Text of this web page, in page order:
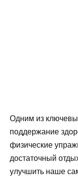
Одним из
поддержание
физические
достаточный
улучшить наше